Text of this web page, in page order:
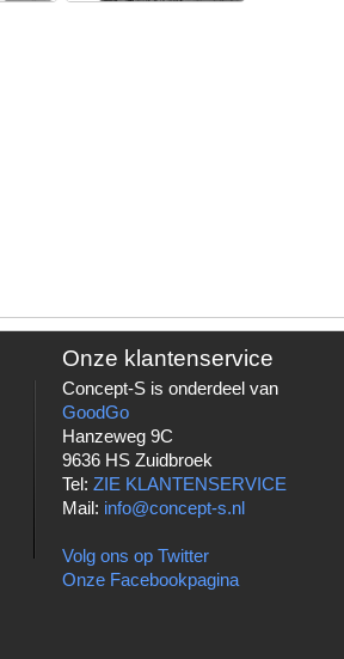
Onze klantenservice
Concept-S is onderdeel van
GoodGo
Hanzeweg 9C
9636 HS Zuidbroek
Tel:ZIE KLANTENSERVICE
Mail: info@concept-s.nl
Volg ons op Twitter
Onze Facebookpagina